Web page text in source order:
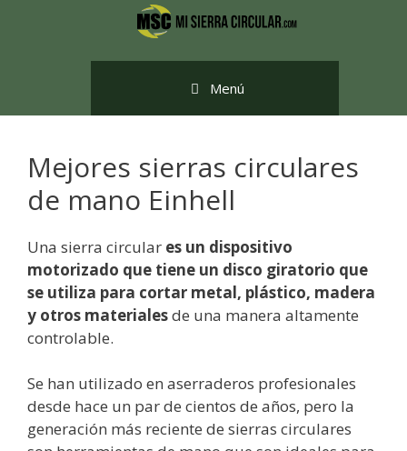
Menú
Mejores sierras circulares
de mano Einhell
Una sierra circular es un dispositivo
motorizado que tiene un disco giratorio que
se utiliza para cortar metal, plástico, madera
y otros materialesde una manera altamente
controlable.
Se han utilizado en aserraderos profesionales
desde hace un par de cientos de años, pero la
generación más reciente de sierras circulares